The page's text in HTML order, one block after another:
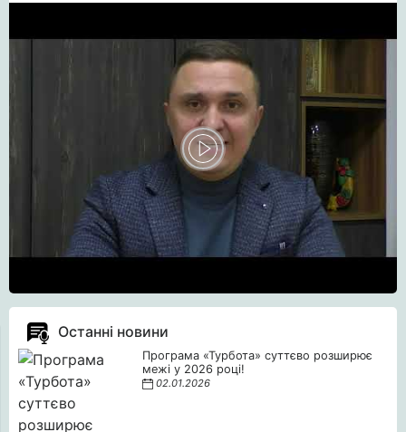
Останні новини
Програма «Турбота» суттєво розширює
межі у 2026 році!
02.01.2026